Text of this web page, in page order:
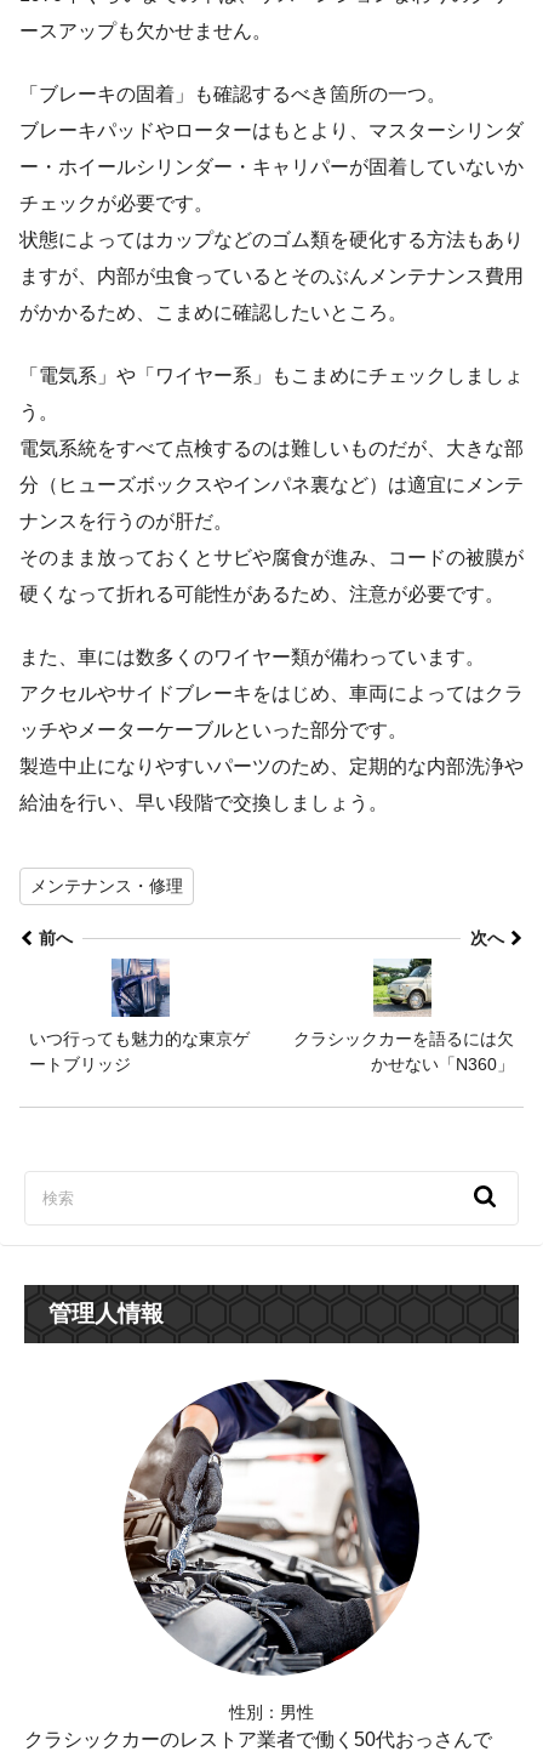
ースアップも欠かせません。
「ブレーキの固着」も確認するべき箇所の一つ。
ブレーキパッドやローターはもとより、マスターシリンダ
ー・ホイールシリンダー・キャリパーが固着していないか
チェックが必要です。
状態によってはカップなどのゴム類を硬化する方法もあり
ますが、内部が虫食っているとそのぶんメンテナンス費用
がかかるため、こまめに確認したいところ。
「電気系」や「ワイヤー系」もこまめにチェックしましょ
う。
電気系統をすべて点検するのは難しいものだが、大きな部
分（ヒューズボックスやインパネ裏など）は適宜にメンテ
ナンスを行うのが肝だ。
そのまま放っておくとサビや腐食が進み、コードの被膜が
硬くなって折れる可能性があるため、注意が必要です。
また、車には数多くのワイヤー類が備わっています。
アクセルやサイドブレーキをはじめ、車両によってはクラ
ッチやメーターケーブルといった部分です。
製造中止になりやすいパーツのため、定期的な内部洗浄や
給油を行い、早い段階で交換しましょう。
メンテナンス・修理
前へ 次へ
いつ行っても魅力的な東京ゲ
ートブリッジ
クラシックカーを語るには欠
かせない「N360」
管理人情報
性別：男性
クラシックカーのレストア業者で働く50代おっさんで